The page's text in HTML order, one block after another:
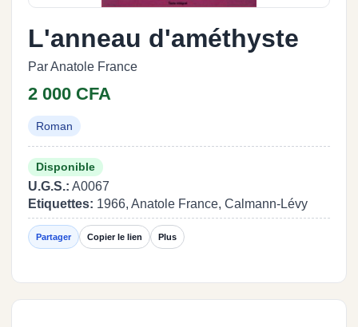
L'anneau d'améthyste
Par Anatole France
2 000 CFA
Roman
Disponible
U.G.S.: A0067
Etiquettes: 1966, Anatole France, Calmann-Lévy
Partager Copier le lien Plus